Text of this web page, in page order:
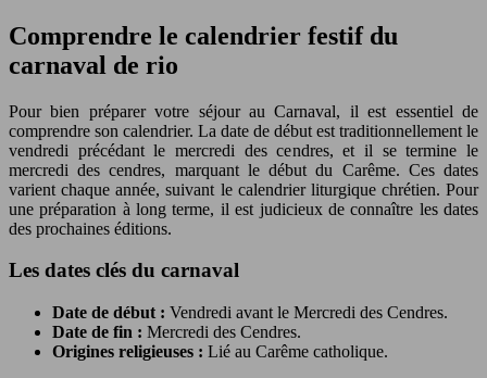
Comprendre le calendrier festif du
carnaval de rio
Pour bien préparer votre séjour au Carnaval, il est essentiel de
comprendre son calendrier. La date de début est traditionnellement le
vendredi précédant le mercredi des cendres, et il se termine le
mercredi des cendres, marquant le début du Carême. Ces dates
varient chaque année, suivant le calendrier liturgique chrétien. Pour
une préparation à long terme, il est judicieux de connaître les dates
des prochaines éditions.
Les dates clés du carnaval
Date de début : Vendredi avant le Mercredi des Cendres.
Date de fin : Mercredi des Cendres.
Origines religieuses : Lié au Carême catholique.